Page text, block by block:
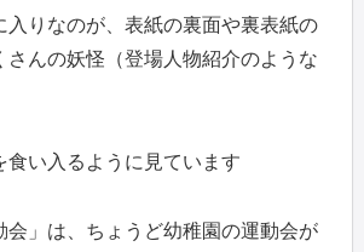
入りなのが、表紙の裏面や裏表紙の
さんの妖怪（登場人物紹介のような
食い入るように見ています
会」は、ちょうど幼稚園の運動会が